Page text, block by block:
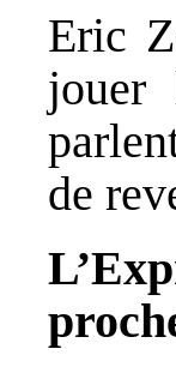
Eric
jouer
de